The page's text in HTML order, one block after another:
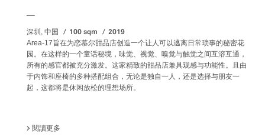
深圳, 中国 100 sqm 2019
Area-17旨在为恋慕尔甜品店创造一个让人可以逃离日常琐事的秘密花
园。在这样的一个童话秘境，味觉、视觉、嗅觉与触觉之间互溶互通，
所有的感官都被充分激发。这家精致的甜品店兼具观感与功能性。且由
于内饰和座椅的多种搭配组合，无论是独自一人，还是选择与朋友一
起，这都将是休闲放松的理想场所。
閱讀更多